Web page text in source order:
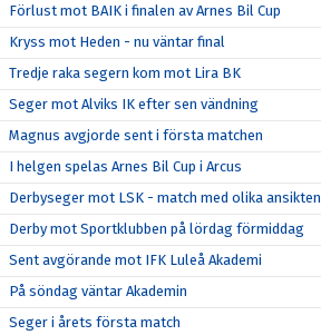
Förlust mot BAIK i finalen av Arnes Bil Cup
Kryss mot Heden - nu väntar final
Tredje raka segern kom mot Lira BK
Seger mot Alviks IK efter sen vändning
Magnus avgjorde sent i första matchen
I helgen spelas Arnes Bil Cup i Arcus
Derbyseger mot LSK - match med olika ansikten
Derby mot Sportklubben på lördag förmiddag
Sent avgörande mot IFK Luleå Akademi
På söndag väntar Akademin
Seger i årets första match